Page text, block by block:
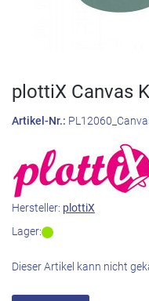
plottiX Canvas
Artikel-Nr.:
Hersteller: plottiX
Lager:
Dieser Artikel kann nicht